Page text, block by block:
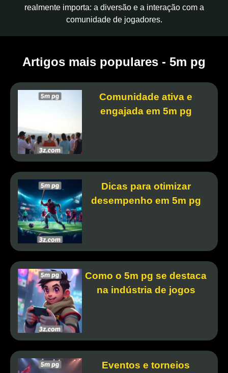
realmente importa: a diversão e a interação com a
comunidade de jogadores.
Artigos mais populares - 5m pg
Comunidade ativa e
engajada em 5m pg
Dicas para otimizar
desempenho em 5m pg
Como o 5m pg se destaca
na indústria de jogos
Eventos e torneios